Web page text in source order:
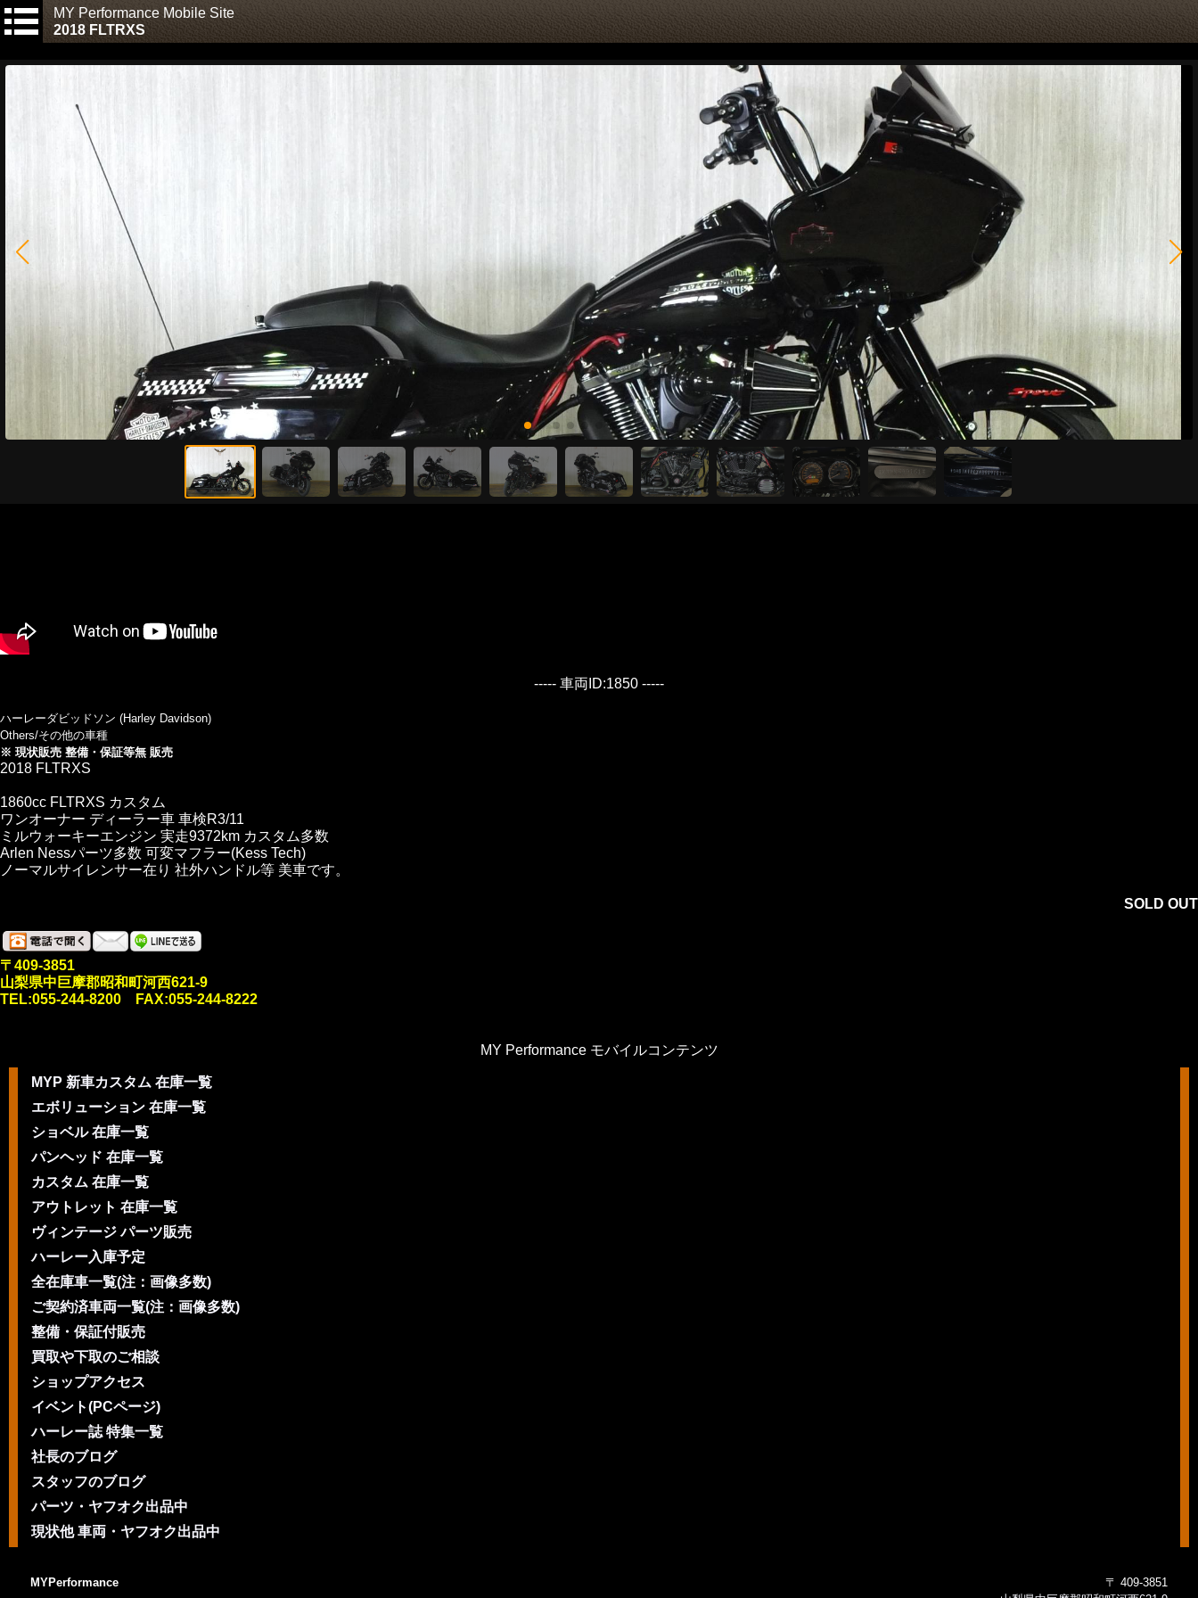
MY Performance Mobile Site
2018 FLTRXS
----- 車両ID:1850 -----
ハーレーダビッドソン (Harley Davidson)
Others/その他の車種
※ 現状販売 整備・保証等無 販売
2018 FLTRXS
1860cc FLTRXS カスタム
ワンオーナー ディーラー車 車検R3/11
ミルウォーキーエンジン 実走9372km カスタム多数
Arlen Nessパーツ多数 可変マフラー(Kess Tech)
ノーマルサイレンサー在り 社外ハンドル等 美車です。
SOLD OUT
〒409-3851
山梨県中巨摩郡昭和町河西621-9
TEL:055-244-8200 FAX:055-244-8222
MY Performance モバイルコンテンツ
MYP 新車カスタム 在庫一覧
エボリューション 在庫一覧
ショベル 在庫一覧
パンヘッド 在庫一覧
カスタム 在庫一覧
アウトレット 在庫一覧
ヴィンテージ パーツ販売
ハーレー入庫予定
全在庫車一覧(注：画像多数)
ご契約済車両一覧(注：画像多数)
整備・保証付販売
買取や下取のご相談
ショップアクセス
イベント(PCページ)
ハーレー誌 特集一覧
社長のブログ
スタッフのブログ
パーツ・ヤフオク出品中
現状他 車両・ヤフオク出品中
MYPerformance
〒 409-3851